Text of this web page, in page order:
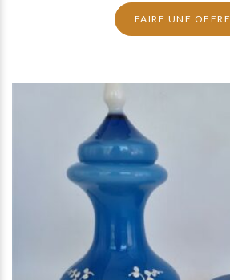
FAIRE UNE OFFRE